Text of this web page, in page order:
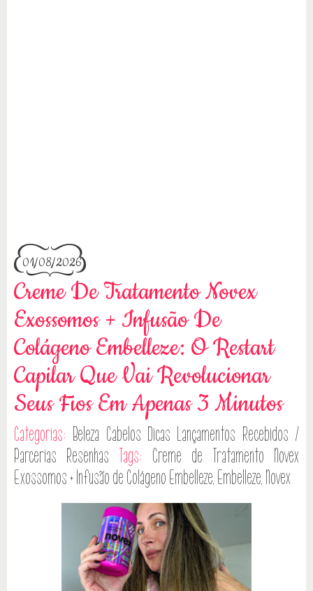
01/08/2026
Creme De Tratamento Novex
Exossomos + Infusão De
Colágeno Embelleze: O Restart
Capilar Que Vai Revolucionar
Seus Fios Em Apenas 3 Minutos
Categorias: Beleza Cabelos Dicas Lançamentos Recebidos /
Parcerias Resenhas Tags: Creme de Tratamento Novex
Exossomos + Infusão de Colágeno Embelleze, Embelleze, Novex